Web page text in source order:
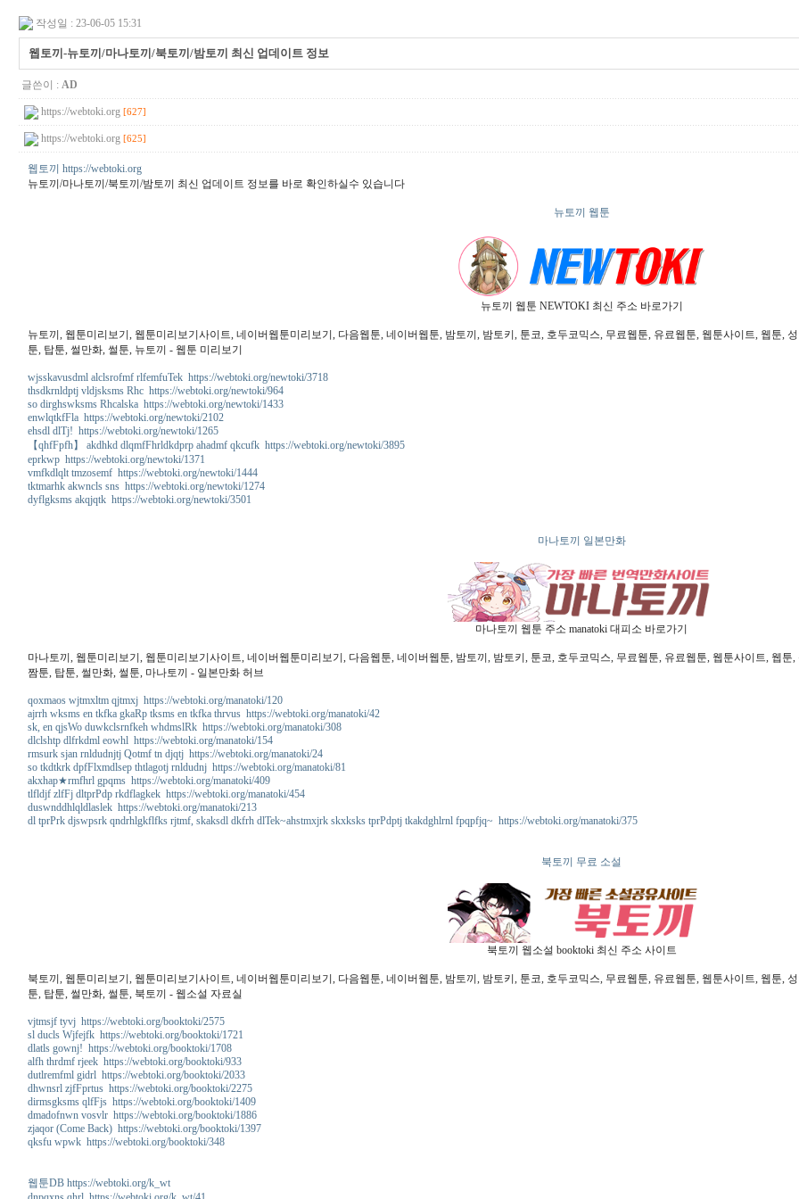
작성일 : 23-06-05 15:31
웹토끼-뉴토끼/마나토끼/북토끼/밤토끼 최신 업데이트 정보
글쓴이 : AD
https://webtoki.org [627]
https://webtoki.org [625]
웹토끼 https://webtoki.org
뉴토끼/마나토끼/북토끼/밤토끼 최신 업데이트 정보를 바로 확인하실수 있습니다
뉴토끼 웹툰
뉴토끼 웹툰 NEWTOKI 최신 주소 바로가기
뉴토끼, 웹툰미리보기, 웹툰미리보기사이트, 네이버웹툰미리보기, 다음웹툰, 네이버웹툰, 밤토끼, 밤토키, 툰코, 호두코믹스, 무료웹툰, 유료웹툰, 웹툰사이트, 웹툰,
툰, 탑툰, 썰만화, 썰툰, 뉴토끼 - 웹툰 미리보기
wjsskavusdml alclsrofmf rlfemfuTek https://webtoki.org/newtoki/3718
thsdkrnldptj vldjsksms Rhc https://webtoki.org/newtoki/964
so dirghswksms Rhcalska https://webtoki.org/newtoki/1433
enwlqtkfFla https://webtoki.org/newtoki/2102
ehsdl dlTj! https://webtoki.org/newtoki/1265
【qhfFpfh】 akdhkd dlqmfFhrldkdprp ahadmf qkcufk https://webtoki.org/newtoki/3895
eprkwp https://webtoki.org/newtoki/1371
vmfkdlqlt tmzosemf https://webtoki.org/newtoki/1444
tktmarhk akwncls sns https://webtoki.org/newtoki/1274
dyflgksms akqjqtk https://webtoki.org/newtoki/3501
마나토끼 일본만화
마나토끼 웹툰 주소 manatoki 대피소 바로가기
마나토끼, 웹툰미리보기, 웹툰미리보기사이트, 네이버웹툰미리보기, 다음웹툰, 네이버웹툰, 밤토끼, 밤토키, 툰코, 호두코믹스, 무료웹툰, 유료웹툰, 웹툰사이트, 웹
짬툰, 탑툰, 썰만화, 썰툰, 마나토끼 - 일본만화 허브
qoxmaos wjtmxltm qjtmxj https://webtoki.org/manatoki/120
ajrrh wksms en tkfka gkaRp tksms en tkfka thrvus https://webtoki.org/manatoki/42
sk, en qjsWo duwkclsrnfkeh whdmslRk https://webtoki.org/manatoki/308
dlclshtp dlfrkdml eowhl https://webtoki.org/manatoki/154
rmsurk sjan rnldudnjtj Qotmf tn djqtj https://webtoki.org/manatoki/24
so tkdtkrk dpfFlxmdlsep thtlagotj rnldudnj https://webtoki.org/manatoki/81
akxhap★rmfhrl gpqms https://webtoki.org/manatoki/409
tlfldjf zlfFj dltprPdp rkdflagkek https://webtoki.org/manatoki/454
duswnddhlqldlaslek https://webtoki.org/manatoki/213
dl tprPrk djswpsrk qndrhlgkflfks rjtmf, skaksdl dkfrh dlTek~ahstmxjrk skxksks tprPdptj tkakdghlrnl fpqpfjq~ https://webtoki.org/manatoki/375
북토끼 무료 소설
북토끼 웹소설 booktoki 최신 주소 사이트
북토끼, 웹툰미리보기, 웹툰미리보기사이트, 네이버웹툰미리보기, 다음웹툰, 네이버웹툰, 밤토끼, 밤토키, 툰코, 호두코믹스, 무료웹툰, 유료웹툰, 웹툰사이트, 웹툰,
툰, 탑툰, 썰만화, 썰툰, 북토끼 - 웹소설 자료실
vjtmsjf tyvj https://webtoki.org/booktoki/2575
sl ducls Wjfejfk https://webtoki.org/booktoki/1721
dlatls gownj! https://webtoki.org/booktoki/1708
alfh thrdmf rjeek https://webtoki.org/booktoki/933
dutlremfml gidrl https://webtoki.org/booktoki/2033
dhwnsrl zjfFprtus https://webtoki.org/booktoki/2275
dirmsgksms qlfFjs https://webtoki.org/booktoki/1409
dmadofnwn vosvlr https://webtoki.org/booktoki/1886
zjaqor (Come Back) https://webtoki.org/booktoki/1397
qksfu wpwk https://webtoki.org/booktoki/348
웹툰DB https://webtoki.org/k_wt